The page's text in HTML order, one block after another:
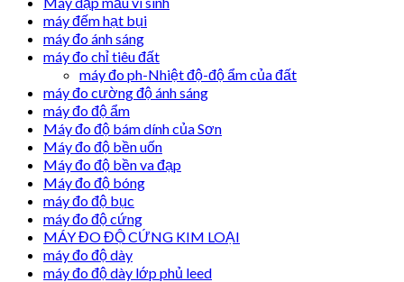
máy đếm hạt bụi
máy đo ánh sáng
máy đo chỉ tiêu đất
máy đo ph-Nhiệt độ-độ ẩm của đất
máy đo cường độ ánh sáng
máy đo độ ẩm
Máy đo độ bám dính của Sơn
Máy đo độ bền uốn
Máy đo độ bền va đạp
Máy đo độ bóng
máy đo độ bục
máy đo độ cứng
MÁY ĐO ĐỘ CỨNG KIM LOẠI
máy đo độ dày
máy đo độ dày lớp phủ leed